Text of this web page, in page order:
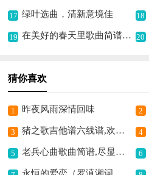
17 绿叶选曲，清新意境佳 18
19 在美好的春天里歌曲简谱,展现春日之美好 20
猜你喜欢
1 昨夜风雨深情回味 2
3 猪之歌吉他谱六线谱,欢快可爱风格 4
5 老兵心曲歌曲简谱,尽显老兵情怀 6